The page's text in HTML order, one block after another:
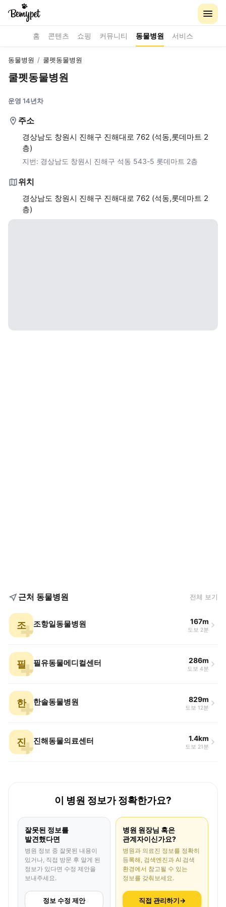
홈 콘텐츠 쇼핑 커뮤니티 동물병원 서비스
동물병원 / 쿨펫동물병원
쿨펫동물병원
운영 14년차
주소
경상남도 창원시 진해구 진해대로 762 (석동,롯데마트 2
층)
지번: 경상남도 창원시 진해구 석동 543-5 롯데마트 2층
위치
경상남도 창원시 진해구 진해대로 762 (석동,롯데마트 2
층)
근처 동물병원 전체 보기
조 조항일동물병원 167m
도보 2분
필 필유동물메디컬센터 286m
도보 4분
한 한솔동물병원 829m
도보 12분
진 진해동물의료센터 1.4km
도보 21분
이 병원 정보가 정확한가요?
잘못된 정보를
발견했다면
병원 정보 중 잘못된 내용이
있거나, 직접 방문 후 알게 된
정보가 있다면 수정 제안을
보내주세요.
정보 수정 제안
병원 원장님 혹은
관계자이신가요?
병원과 의료진 정보를 정확히
등록해, 검색엔진과 AI 검색
환경에서 참고될 수 있는
정보를 갖춰보세요.
직접 관리하기→